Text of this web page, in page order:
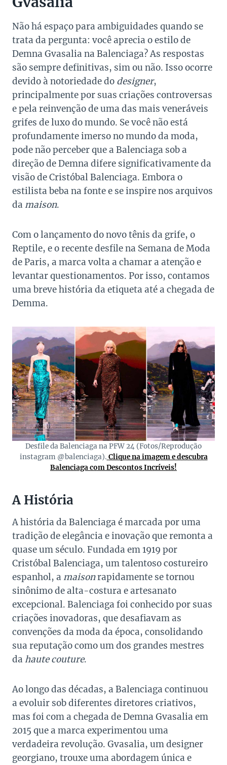
Não há espaço para ambiguidades quando se
trata da pergunta: você aprecia o estilo de
Demna Gvasalia na Balenciaga? As respostas
são sempre definitivas, sim ou não. Isso ocorre
devido à notoriedade do designer,
principalmente por suas criações controversas
e pela reinvenção de uma das mais veneráveis
grifes de luxo do mundo. Se você não está
profundamente imerso no mundo da moda,
pode não perceber que a Balenciaga sob a
direção de Demna difere significativamente da
visão de Cristóbal Balenciaga. Embora o
estilista beba na fonte e se inspire nos arquivos
da maison.
Com o lançamento do novo tênis da grife, o
Reptile, e o recente desfile na Semana de Moda
de Paris, a marca volta a chamar a atenção e
levantar questionamentos. Por isso, contamos
uma breve história da etiqueta até a chegada de
Demma.
Desfile da Balenciaga na PFW 24 (Fotos/Reprodução
instagram @balenciaga). Clique na imagem e descubra
Balenciaga com Descontos Incríveis!
A História
A história da Balenciaga é marcada por uma
tradição de elegância e inovação que remonta a
quase um século. Fundada em 1919 por
Cristóbal Balenciaga, um talentoso costureiro
espanhol, a maisonrapidamente se tornou
sinônimo de alta-costura e artesanato
excepcional. Balenciaga foi conhecido por suas
criações inovadoras, que desafiavam as
convenções da moda da época, consolidando
sua reputação como um dos grandes mestres
da haute couture.
Ao longo das décadas, a Balenciaga continuou
a evoluir sob diferentes diretores criativos,
mas foi com a chegada de Demna Gvasalia em
2015 que a marca experimentou uma
verdadeira revolução. Gvasalia, um designer
georgiano, trouxe uma abordagem única e